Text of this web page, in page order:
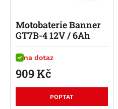
na dotaz
Motobaterie Banner
GT7B-4 12V / 6Ah
909Kč
POPTAT